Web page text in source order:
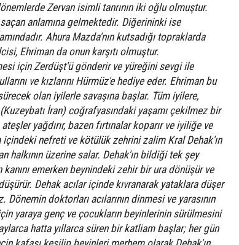
Zervan isimli tanrının iki oğlu olmuştur.
anlamına gelmektedir. Diğerininki ise
Ahura Mazda'nın kutsadığı topraklarda
Ehriman da onun karşıtı olmuştur.
için Zerdüşt'ü gönderir ve yüreğini sevgi ile
ve kızlarını Hürmüz'e hediye eder. Ehriman bu
olan iyilerle savaşına başlar. Tüm iyilere,
İran) coğrafyasındaki yaşamı çekilmez bir
yağdırır, bazen fırtınalar koparır ve iyiliğe ve
nefreti ve kötülük zehrini zalim Kral Dehak'ın
halkının üzerine salar. Dehak'ın bildiği tek şey
emerken beynindeki zehir bir ura dönüşür ve
Dehak acılar içinde kıvranarak yataklara düşer
doktorları acılarının dinmesi ve yarasının
yaraya genç ve çocukların beyinlerinin sürülmesini
hatta yıllarca süren bir katliam başlar; her gün